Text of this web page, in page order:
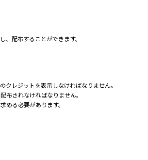
配布することができます。
レジットを表示しなければなりません。
布されなければなりません。
める必要があります。